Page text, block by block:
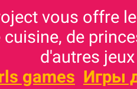
vous offre
de
d'autres
games Игры